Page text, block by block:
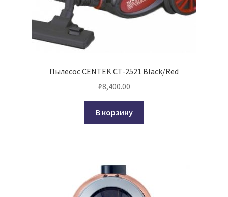
Пылесос CENTEK CT-2521 Black/Red
₽8,400.00
В корзину